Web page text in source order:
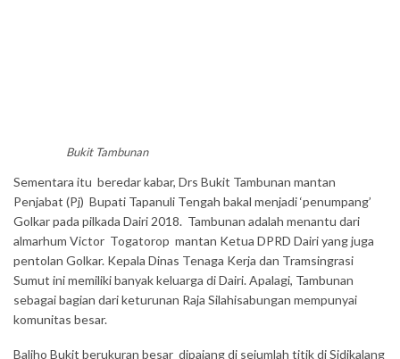
Bukit Tambunan
Sementara itu beredar kabar, Drs Bukit Tambunan mantan
Penjabat (Pj) Bupati Tapanuli Tengah bakal menjadi ‘penumpang’
Golkar pada pilkada Dairi 2018. Tambunan adalah menantu dari
almarhum Victor Togatorop mantan Ketua DPRD Dairi yang juga
pentolan Golkar. Kepala Dinas Tenaga Kerja dan Tramsingrasi
Sumut ini memiliki banyak keluarga di Dairi. Apalagi, Tambunan
sebagai bagian dari keturunan Raja Silahisabungan mempunyai
komunitas besar.
Baliho Bukit berukuran besar dipajang di sejumlah titik di Sidikalang